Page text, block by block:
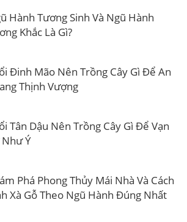
Hành Tương Sinh Và Ngũ Hành
Khắc Là Gì?
Đinh Mão Nên Trồng Cây Gì Để An
Thịnh Vượng
Tân Dậu Nên Trồng Cây Gì Để Vạn
Như Ý
Phá Phong Thủy Mái Nhà Và Cách
Xà Gỗ Theo Ngũ Hành Đúng Nhất